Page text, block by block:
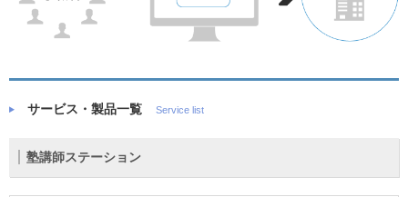
サービス・製品一覧 Service list
塾講師ステーション